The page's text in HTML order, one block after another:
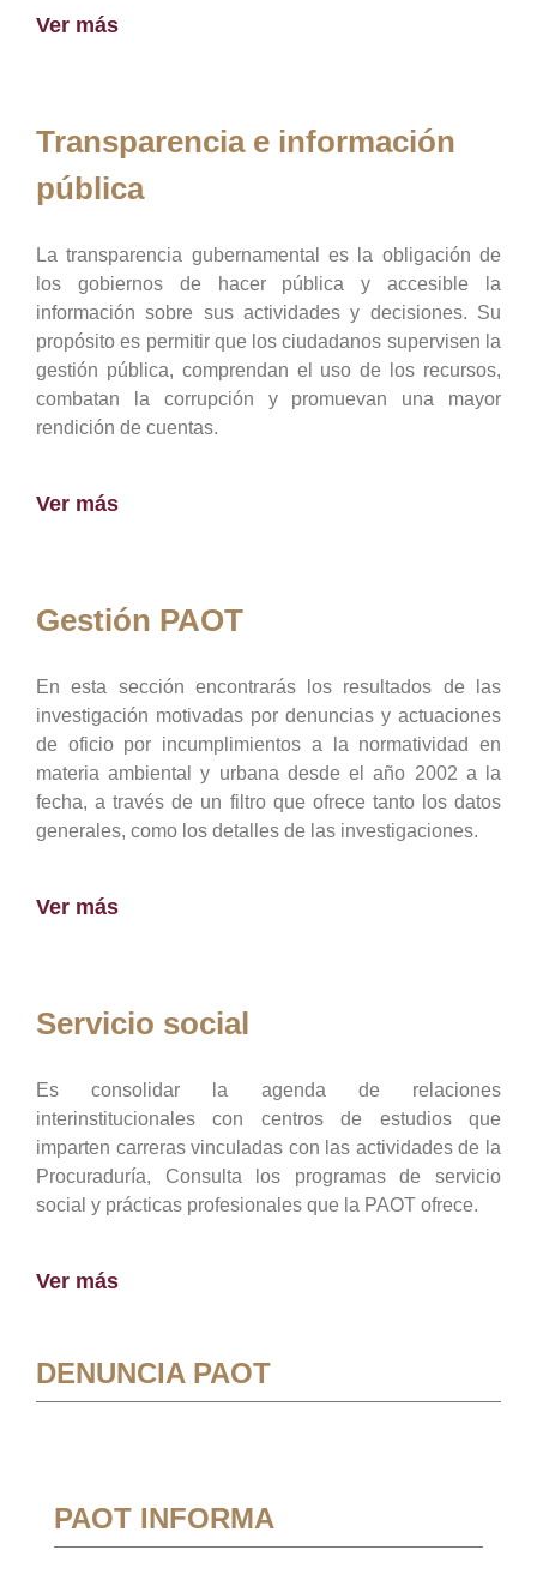
Ver más
Transparencia e información
pública
La transparencia gubernamental es la obligación de
los gobiernos de hacer pública y accesible la
información sobre sus actividades y decisiones. Su
propósito es permitir que los ciudadanos supervisen la
gestión pública, comprendan el uso de los recursos,
combatan la corrupción y promuevan una mayor
rendición de cuentas.
Ver más
Gestión PAOT
En esta sección encontrarás los resultados de las
investigación motivadas por denuncias y actuaciones
de oficio por incumplimientos a la normatividad en
materia ambiental y urbana desde el año 2002 a la
fecha, a través de un filtro que ofrece tanto los datos
generales, como los detalles de las investigaciones.
Ver más
Servicio social
Es consolidar la agenda de relaciones
interinstitucionales con centros de estudios que
imparten carreras vinculadas con las actividades de la
Procuraduría, Consulta los programas de servicio
social y prácticas profesionales que la PAOT ofrece.
Ver más
DENUNCIA PAOT
PAOT INFORMA